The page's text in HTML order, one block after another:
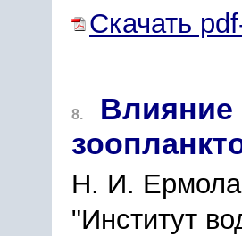
Скачать
8.
Влияние
Н. И.
"Институт